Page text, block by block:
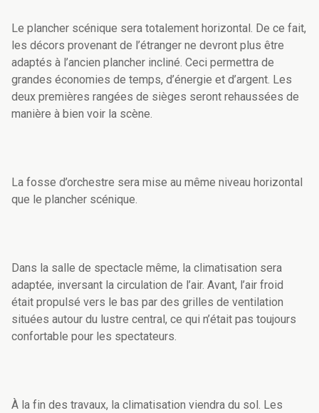
Le plancher scénique sera totalement horizontal. De ce fait,
les décors provenant de l’étranger ne devront plus être
adaptés à l’ancien plancher incliné. Ceci permettra de
grandes économies de temps, d’énergie et d’argent. Les
deux premières rangées de sièges seront rehaussées de
manière à bien voir la scène.
La fosse d’orchestre sera mise au même niveau horizontal
que le plancher scénique.
Dans la salle de spectacle même, la climatisation sera
adaptée, inversant la circulation de l’air. Avant, l’air froid
était propulsé vers le bas par des grilles de ventilation
situées autour du lustre central, ce qui n’était pas toujours
confortable pour les spectateurs.
À la fin des travaux, la climatisation viendra du sol. Les